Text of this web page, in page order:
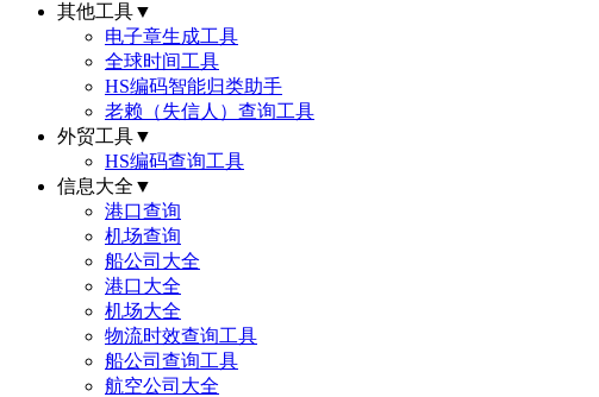
其他工具▼
电子章生成工具
全球时间工具
HS编码智能归类助手
老赖（失信人）查询工具
外贸工具▼
HS编码查询工具
信息大全 ▼
港口查询
机场查询
船公司大全
港口大全
机场大全
物流时效查询工具
船公司查询工具
航空公司大全